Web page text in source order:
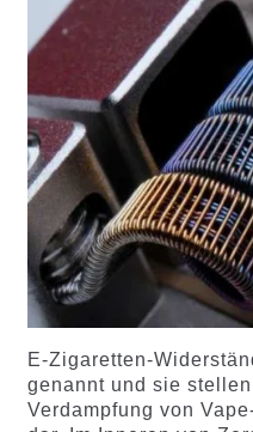
E-Zigaretten-
genannt und sie
Verdampfung von